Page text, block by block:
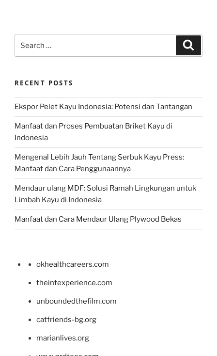
for:
RECENT POSTS
Ekspor Pelet Kayu Indonesia: Potensi dan Tantangan
Manfaat dan Proses Pembuatan Briket Kayu di
Indonesia
Mengenal Lebih Jauh Tentang Serbuk Kayu Press:
Manfaat dan Cara Penggunaannya
Mendaur ulang MDF: Solusi Ramah Lingkungan untuk
Limbah Kayu di Indonesia
Manfaat dan Cara Mendaur Ulang Plywood Bekas
okhealthcareers.com
theintexperience.com
unboundedthefilm.com
catfriends-bg.org
marianlives.org